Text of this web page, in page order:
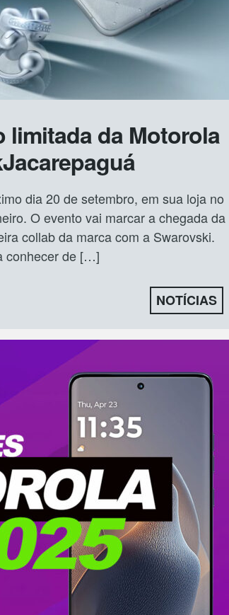
limitada da Motorola
dia 20 de setembro, em sua loja no
O evento vai marcar a chegada da
collab da marca com a Swarovski.
conhecer de […]
NOTÍCIAS